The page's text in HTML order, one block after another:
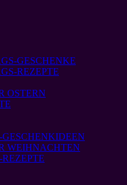
GESCHENKE
REZEPTE
OSTERN
WEIHNACHTEN